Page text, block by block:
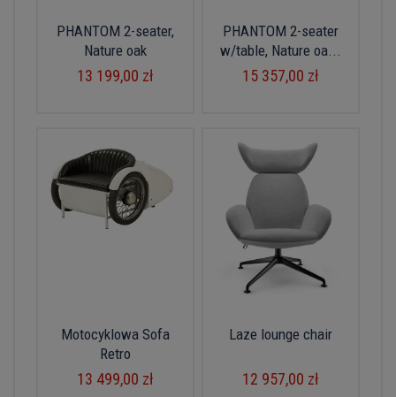
PHANTOM 2-seater,
Nature oak
13 199,00 zł
PHANTOM 2-seater
w/table, Nature oa...
15 357,00 zł
Motocyklowa Sofa
Retro
13 499,00 zł
Laze lounge chair
12 957,00 zł